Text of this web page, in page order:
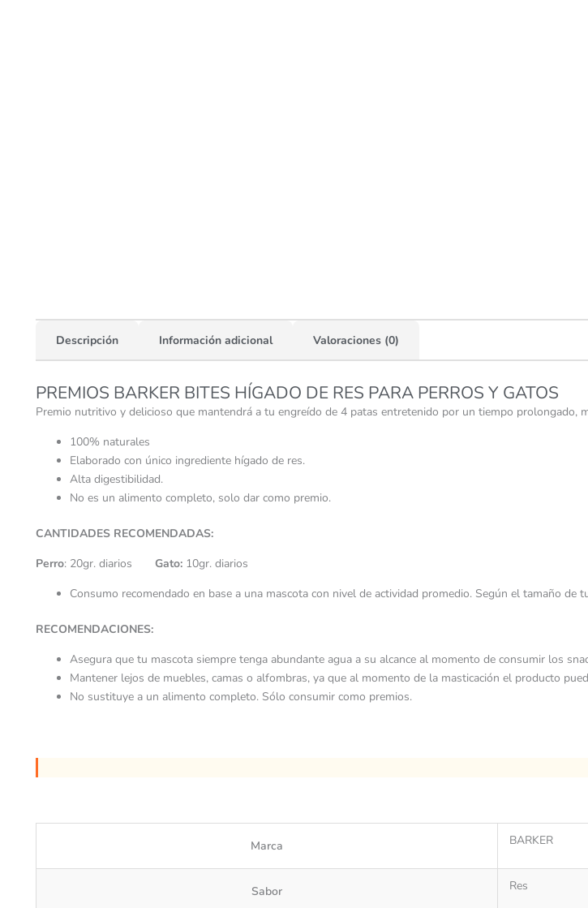
Descripción Información adicional Valoraciones (0)
PREMIOS BARKER BITES HÍGADO DE RES PARA PERROS Y GATOS
Premio nutritivo y delicioso que mantendrá a tu engreído de 4 patas entretenido por un tiempo prolongado,
100% naturales
Elaborado con único ingrediente hígado de res.
Alta digestibilidad.
No es un alimento completo, solo dar como premio.
CANTIDADES RECOMENDADAS:
Perro: 20gr. diarios Gato: 10gr. diarios
Consumo recomendado en base a una mascota con nivel de actividad promedio. Según el tamaño de
RECOMENDACIONES:
Asegura que tu mascota siempre tenga abundante agua a su alcance al momento de consumir los
Mantener lejos de muebles, camas o alfombras, ya que al momento de la masticación el producto
No sustituye a un alimento completo. Sólo consumir como premios.
Marca BARKER
Sabor Res